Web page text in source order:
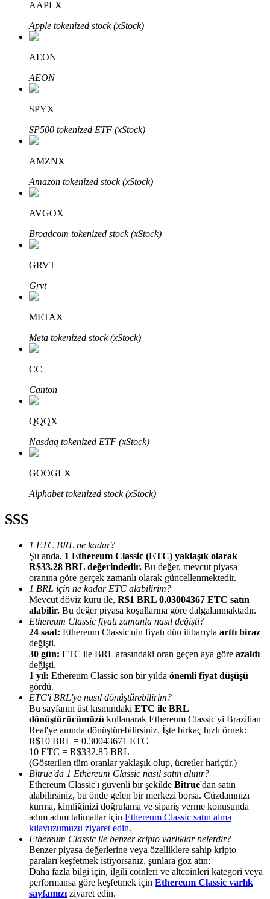
Otomatik Yatırım
Uzun vadeli kâr ve esnek çıkarlar elde edin
Stake Etmeyi Öğrenin
Pasif gelir kazanma hakkında bilgi edinin
Bitrue
AI
Bitrue Ortakları
Yönlendirme
Arkadaşını davet et, nakit ödüller kazan
Deposit CASHCAT & Win
Deposit CASHCAT & Win
Share 500000 CASHCAT prize pool
Exclusive for BitMart Users
Register & Trade to Win 500,000 USDT
AAPLX
Apple tokenized stock (xStock)
AEON
AEON
SPYX
SP500 tokenized ETF (xStock)
AMZNX
Amazon tokenized stock (xStock)
AVGOX
Broadcom tokenized stock (xStock)
GRVT
Grvt
METAX
Meta tokenized stock (xStock)
CC
Canton
QQQX
Nasdaq tokenized ETF (xStock)
GOOGLX
Alphabet tokenized stock (xStock)
SSS
1 ETC BRL ne kadar?
Şu anda, 1 Ethereum Classic (ETC) yaklaşık olarak
R$33.28 BRL değerindedir. Bu değer, mevcut piyasa
oranına göre gerçek zamanlı olarak güncellenmektedir.
1 BRL için ne kadar ETC alabilirim?
Mevcut döviz kuru ile, R$1 BRL 0.03004367 ETC satın
alabilir. Bu değer piyasa koşullarına göre dalgalanmaktadır.
Ethereum Classic fiyatı zamanla nasıl değişti?
24 saat: Ethereum Classic'nin fiyatı dün itibarıyla arttı biraz
değişti.
30 gün: ETC ile BRL arasındaki oran geçen aya göre azaldı
değişti.
1 yıl: Ethereum Classic son bir yılda önemli fiyat düşüşü
gördü.
ETC'i BRL'ye nasıl dönüştürebilirim?
Bu sayfanın üst kısmındaki ETC ile BRL
dönüştürücümüzü kullanarak Ethereum Classic'yi Brazilian
Real'ye anında dönüştürebilirsiniz. İşte birkaç hızlı örnek:
R$10 BRL = 0.30043671 ETC
10 ETC = R$332.85 BRL
(Gösterilen tüm oranlar yaklaşık olup, ücretler hariçtir.)
Bitrue'da 1 Ethereum Classic nasıl satın alınır?
Ethereum Classic'ı güvenli bir şekilde Bitrue'dan satın
alabilirsiniz, bu önde gelen bir merkezi borsa. Cüzdanınızı
kurma, kimliğinizi doğrulama ve sipariş verme konusunda
adım adım talimatlar için Ethereum Classic satın alma
kılavuzumuzu ziyaret edin.
Ethereum Classic ile benzer kripto varlıklar nelerdir?
Benzer piyasa değerlerine veya özelliklere sahip kripto
paraları keşfetmek istiyorsanız, şunlara göz atın:
Daha fazla bilgi için, ilgili coinleri ve altcoinleri kategori veya
performansa göre keşfetmek için Ethereum Classic varlık
sayfamızı ziyaret edin.